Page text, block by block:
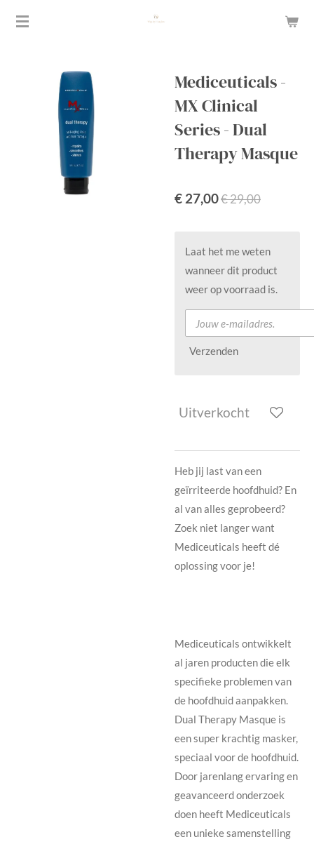
Ga
hoofdinhoud
Mediceuticals -
MX Clinical
Series - Dual
Therapy Masque
€ 27,00€ 29,00
Laat het me weten
wanneer dit product
weer op voorraad is.
Verzenden
Uitverkocht
Heb jij last van een
geïrriteerde hoofdhuid? En
al van alles geprobeerd?
Zoek niet langer want
Mediceuticals heeft dé
oplossing voor je!
Mediceuticals ontwikkelt
al jaren producten die elk
specifieke problemen van
de hoofdhuid aanpakken.
Dual Therapy Masque is
een super krachtig masker,
speciaal voor de hoofdhuid.
Door jarenlang ervaring en
geavanceerd onderzoek
doen heeft Mediceuticals
een unieke samenstelling